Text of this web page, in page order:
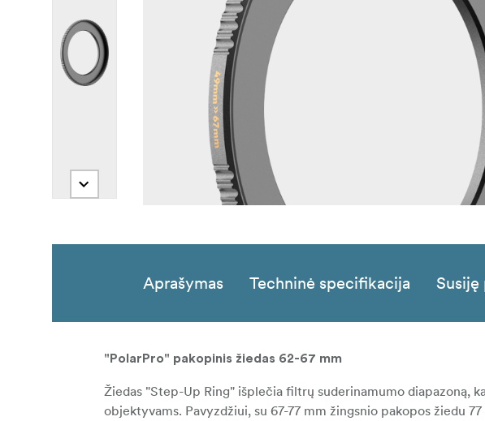
Aprašymas Techninė specifikacija
"PolarPro" pakopinis žiedas 62-67 mm
Žiedas "Step-Up Ring" išplečia filtrų suderinamumo diapazoną,
objektyvams. Pavyzdžiui, su 67-77 mm žingsnio pakopos žiedu